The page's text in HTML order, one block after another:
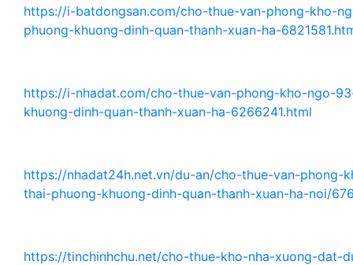
https://i-batdongsan.com/cho-thue-van-phong-kho-
phuong-khuong-dinh-quan-thanh-xuan-ha-
https://i-nhadat.com/cho-thue-van-phong-kho-ngo-
khuong-dinh-quan-thanh-xuan-ha-6266241.html
https://nhadat24h.net.vn/du-an/cho-thue-van-phong-
thai-phuong-khuong-dinh-quan-thanh-xuan-ha-noi/
https://tinchinhchu.net/cho-thue-kho-nha-xuong-dat-